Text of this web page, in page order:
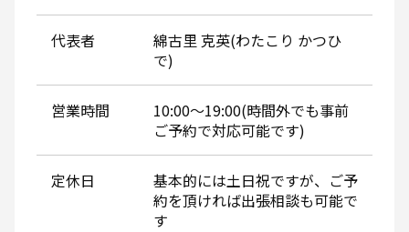
代表者
綿古里 克英(わたこり かつひ
で)
営業時間
10:00～19:00(時間外でも事前
ご予約で対応可能です)
定休日
基本的には土日祝ですが、ご予
約を頂ければ出張相談も可能で
す